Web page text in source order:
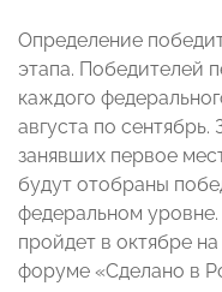
Определение
этапа. Победителей
каждого
августа по
занявших первое
будут отобраны
федеральном
пройдет в октябре
форуме «Сделано в